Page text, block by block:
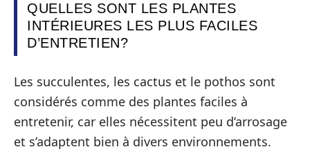
QUELLES SONT LES PLANTES
INTÉRIEURES LES PLUS FACILES
D’ENTRETIEN?
Les succulentes, les cactus et le pothos sont
considérés comme des plantes faciles à
entretenir, car elles nécessitent peu d’arrosage
et s’adaptent bien à divers environnements.